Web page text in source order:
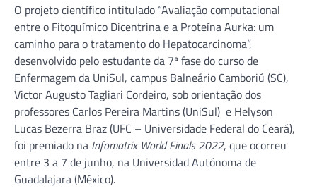
O projeto científico intitulado “Avaliação computacional
entre o Fitoquímico Dicentrina e a Proteína Aurka: um
caminho para o tratamento do Hepatocarcinoma”,
desenvolvido pelo estudante da 7ª fase do curso de
Enfermagem da UniSul, campus Balneário Camboriú (SC),
Victor Augusto Tagliari Cordeiro, sob orientação dos
professores Carlos Pereira Martins (UniSul) e Helyson
Lucas Bezerra Braz (UFC – Universidade Federal do Ceará),
foi premiado na Infomatrix World Finals 2022, que ocorreu
entre 3 a 7 de junho, na Universidad Autónoma de
Guadalajara (México).